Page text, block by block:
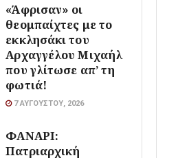
«Άφρισαν» οι
θεομπαίχτες με το
εκκλησάκι του
Αρχαγγέλου Μιχαήλ
που γλίτωσε απ’ τη
φωτιά!
7 ΑΥΓΟΎΣΤΟΥ, 2026
ΦΑΝΑΡΙ:
Πατριαρχική